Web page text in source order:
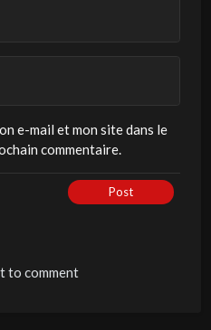
e-mail et mon site dans le
commentaire.
Post
to comment